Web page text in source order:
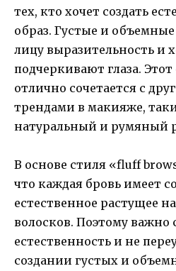
тех, кто хочет создать
образ. Густые и
лицу выразительность и
подчеркивают глаза.
отлично сочетается с
трендами в макияже,
натуральный и румяный
В основе стиля «fluff
что каждая бровь имеет
естественное растущее
волосков. Поэтому важно
естественность и не
создании густых и